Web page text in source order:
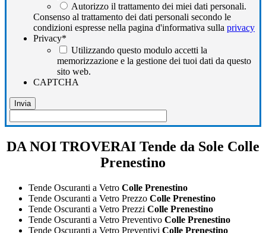
Autorizzo il trattamento dei miei dati personali.
Consenso al trattamento dei dati personali secondo le
condizioni espresse nella pagina d'informativa sulla privacy
Privacy*
Utilizzando questo modulo accetti la
memorizzazione e la gestione dei tuoi dati da questo
sito web.
CAPTCHA
DA NOI TROVERAI Tende da Sole Colle
Prenestino
Tende Oscuranti a Vetro Colle Prenestino
Tende Oscuranti a Vetro Prezzo Colle Prenestino
Tende Oscuranti a Vetro Prezzi Colle Prenestino
Tende Oscuranti a Vetro Preventivo Colle Prenestino
Tende Oscuranti a Vetro Preventivi Colle Prenestino